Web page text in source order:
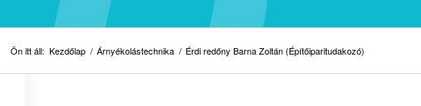
Ön itt áll: Kezdőlap / Árnyékolástechnika / Érdi redőny Barna Zoltán (Építőiparitudakozó)